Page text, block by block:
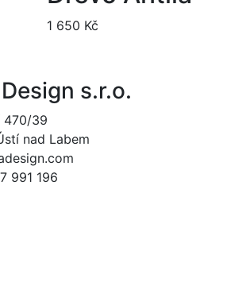
1 650 Kč
s.r.o.
470/39
nad Labem
991 196